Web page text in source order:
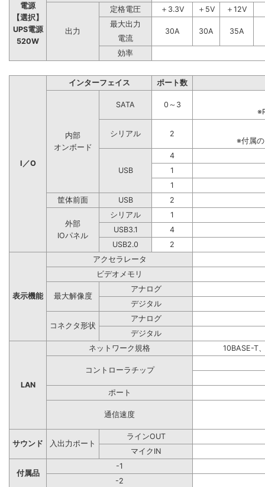
電源
【選択】
UPS電源
520W
出力
定格電圧 ＋3.3V ＋5V
＋12V
最大出力
30A
30A
35A
電流
効率
I／O
インターフェイス ポート数
内部
オンボード
SATA
0～3
シリアル
2
※付属
USB
4
1
1
筐体前面
USB 2
外部
IOパネル
シリアル
1
USB3.1
4
USB2.0
2
表示機能
アクセラレータ
ビデオメモリ
最大解像度
アナログ
デジタル
コネクタ形状
アナログ
デジタル
LAN
ネットワーク規格 10BASE-T
コントローラチップ
ポート
通信速度
サウンド 入出力ポート
ラインOUT
マイクIN
付属品
-1
-2